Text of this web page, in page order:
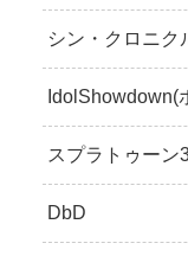
シン・クロニク
IdolShowdown(
スプラトゥーン
DbD